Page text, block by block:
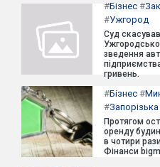
#Бізнес #
#Ужгород
Суд
зведення
гривень.
#Бізнес #
#
Протягом
оренду
в чотири
Фінанси